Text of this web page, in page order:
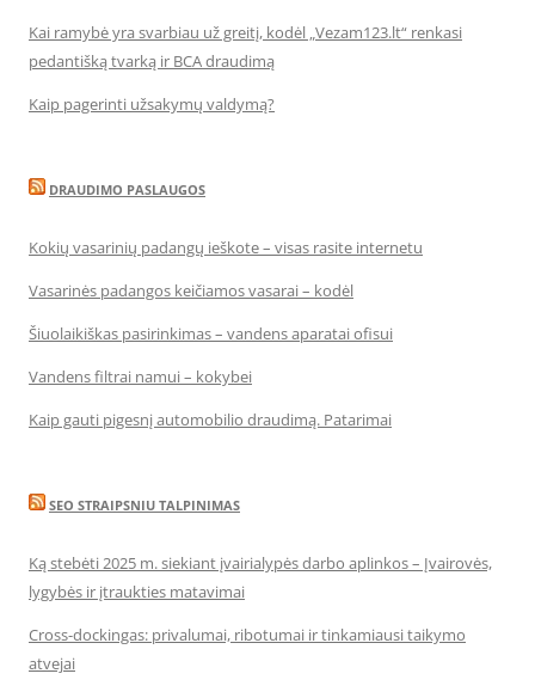
Kai ramybė yra svarbiau už greitį, kodėl „Vezam123.lt“ renkasi
pedantišką tvarką ir BCA draudimą
Kaip pagerinti užsakymų valdymą?
DRAUDIMO PASLAUGOS
Kokių vasarinių padangų ieškote – visas rasite internetu
Vasarinės padangos keičiamos vasarai – kodėl
Šiuolaikiškas pasirinkimas – vandens aparatai ofisui
Vandens filtrai namui – kokybei
Kaip gauti pigesnį automobilio draudimą. Patarimai
SEO STRAIPSNIU TALPINIMAS
Ką stebėti 2025 m. siekiant įvairialypės darbo aplinkos – Įvairovės,
lygybės ir įtraukties matavimai
Cross-dockingas: privalumai, ribotumai ir tinkamiausi taikymo
atvejai